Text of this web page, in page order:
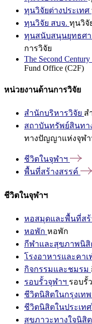
ทุนวิจัยต่างประเทศ
ทุนวิจัย สบจ. ทุนวิจั
ทุนสนับสนุนยุทธศา
การวิจัย
The Second
Fund Office (C2F)
หน่วยงานด้านการวิจัย
สำนักบริหารวิจัย ส
สถาบันทรัพย์สินท
ทางปัญญาแห่งจุฬา
ชีวิตในจุฬาฯ
พื้นที่สร้างสรรค์
ชีวิตในจุฬาฯ
หอสมุดและพื้นที่สร้
หอพัก หอพัก
กีฬาและสุขภาพนิสิ
โรงอาหารและคาเ
กิจกรรมและชมรม
รอบรั้วจุฬาฯ รอบรั้
ชีวิตนิสิตในกรุงเท
ชีวิตนิสิตในประเท
สุขภาวะทางใจนิสิต